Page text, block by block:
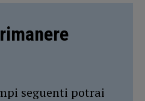
seguenti potrai